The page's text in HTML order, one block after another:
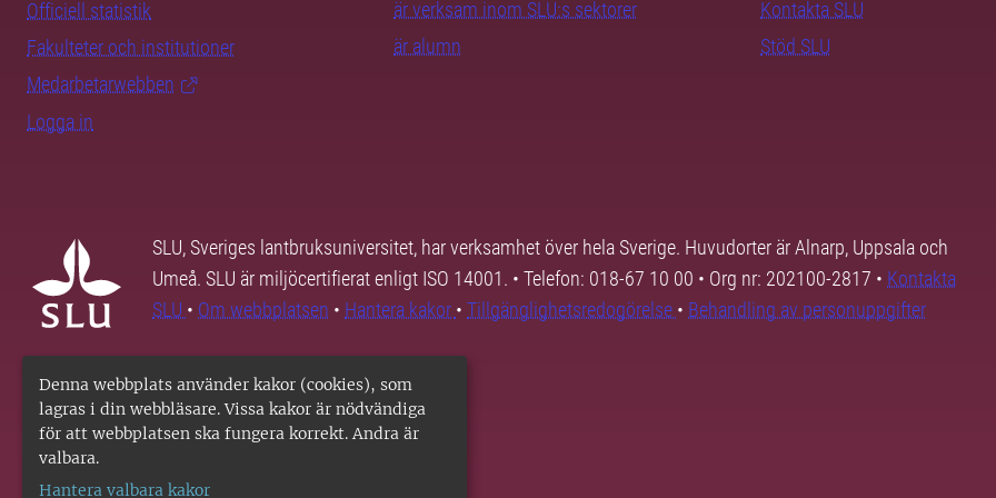
Denna webbplats använder kakor (cookies), som
lagras i din webbläsare. Vissa kakor är nödvändiga
för att webbplatsen ska fungera korrekt. Andra är
valbara.
Hantera valbara kakor
Officiell statistik
Fakulteter och institutioner
Medarbetarwebben
Logga in
är verksam inom SLU:s sektorer
är alumn
Kontakta SLU
Stöd SLU
SLU, Sveriges lantbruksuniversitet, har verksamhet över hela Sverige. Huvudorter är Alnarp, Uppsala och
Umeå. SLU är miljöcertifierat enligt ISO 14001. • Telefon: 018-67 10 00 • Org nr: 202100-2817 • Kontakta
SLU • Om webbplatsen • Hantera kakor • Tillgänglighetsredogörelse • Behandling av personuppgifter